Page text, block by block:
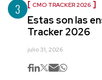
3 CMO TRACKER 2026
Estas son las
Tracker 2026
julio 31, 2026